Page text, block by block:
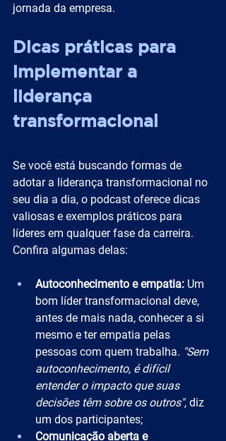
jornada da empresa.
Dicas práticas para
implementar a
liderança
transformacional
Se você está buscando formas de
adotar a liderança transformacional no
seu dia a dia, o podcast oferece dicas
valiosas e exemplos práticos para
líderes em qualquer fase da carreira.
Confira algumas delas:
Autoconhecimento e empatia: Um
bom líder transformacional deve,
antes de mais nada, conhecer a si
mesmo e ter empatia pelas
pessoas com quem trabalha. "Sem
autoconhecimento, é difícil
entender o impacto que suas
decisões têm sobre os outros", diz
um dos participantes;
Comunicação aberta e